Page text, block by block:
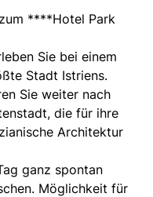
****Hotel Park
Sie bei einem
Stadt Istriens.
Sie weiter nach
die für ihre
Architektur
ganz spontan
Möglichkeit für